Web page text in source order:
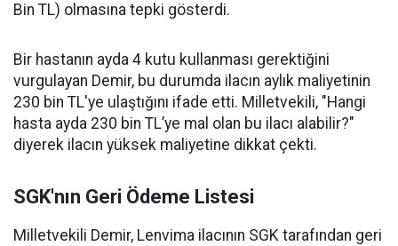
Bin TL) olmasına tepki gösterdi.
Bir hastanın ayda 4 kutu kullanması gerektiğini
vurgulayan Demir, bu durumda ilacın aylık maliyetinin
230 bin TL'ye ulaştığını ifade etti. Milletvekili, "Hangi
hasta ayda 230 bin TL’ye mal olan bu ilacı alabilir?"
diyerek ilacın yüksek maliyetine dikkat çekti.
SGK'nın Geri Ödeme Listesi
Milletvekili Demir, Lenvima ilacının SGK tarafından geri